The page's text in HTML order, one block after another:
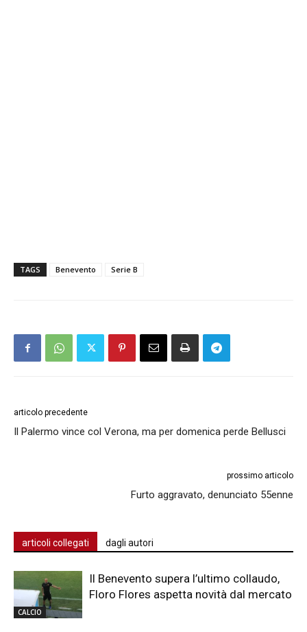
TAGS Benevento Serie B
articolo precedente
Il Palermo vince col Verona, ma per domenica perde Bellusci
prossimo articolo
Furto aggravato, denunciato 55enne
articoli collegati dagli autori
CALCIO
Il Benevento supera l’ultimo collaudo,
Floro Flores aspetta novità dal mercato